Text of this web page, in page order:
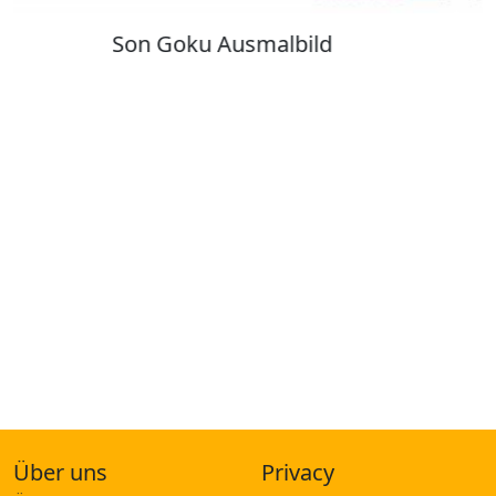
Kuromi Ausmalbilder
Über uns Privacy